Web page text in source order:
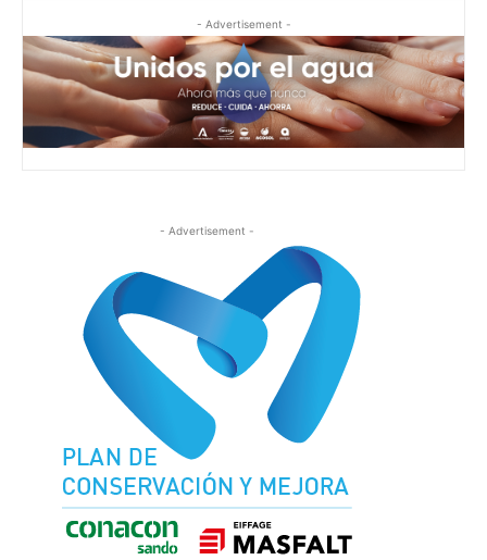
- Advertisement -
- Advertisement -